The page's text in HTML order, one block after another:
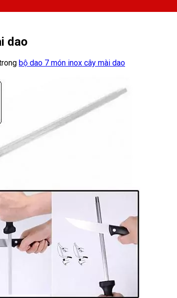
dao
bộ dao 7 món inox cây mài dao